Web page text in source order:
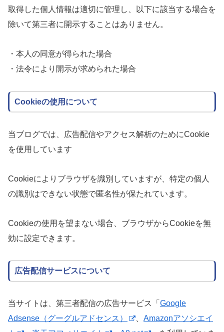
取得した個人情報は適切に管理し、以下に該当する場合を
除いて第三者に開示することはありません。
・本人の同意が得られた場合
・法令により開示が求められた場合
Cookieの使用について
当ブログでは、広告配信やアクセス解析のためにCookie
を使用しています
Cookieによりブラウザを識別していますが、特定の個人
の識別はできない状態で匿名性が保たれています。
Cookieの使用を望まない場合、ブラウザからCookieを無
効に設定できます。
広告配信サービスについて
当サイトは、第三者配信の広告サービス「 Google
Adsense（グーグルアドセンス）
Amazonアソシエイ